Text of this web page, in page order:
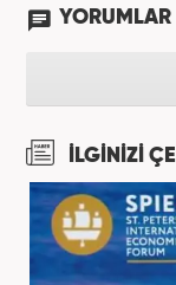
YORUMLAR
İLGİNİZİ